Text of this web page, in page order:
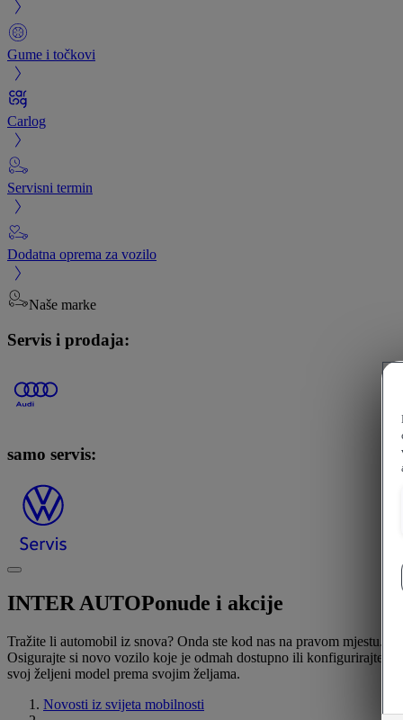
Gume i točkovi
Carlog
Servisni termin
Dodatna oprema za vozilo
Naše marke
Servis i prodaja:
samo servis:
INTER AUTOPonude i akcije
Tražite li automobil iz snova? Onda ste kod nas na pravom mjestu.
Osigurajte si novo vozilo koje je odmah dostupno ili konfigurirajte
svoj željeni model prema svojim željama.
Novosti iz svijeta mobilnosti